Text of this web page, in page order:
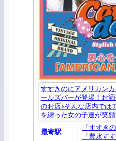
すすきのにアメリカン
ールズバーが登場！お
のお店♪そんな店内では
を纏った女の子達が笑
最寄駅
「すすき
「豊水す